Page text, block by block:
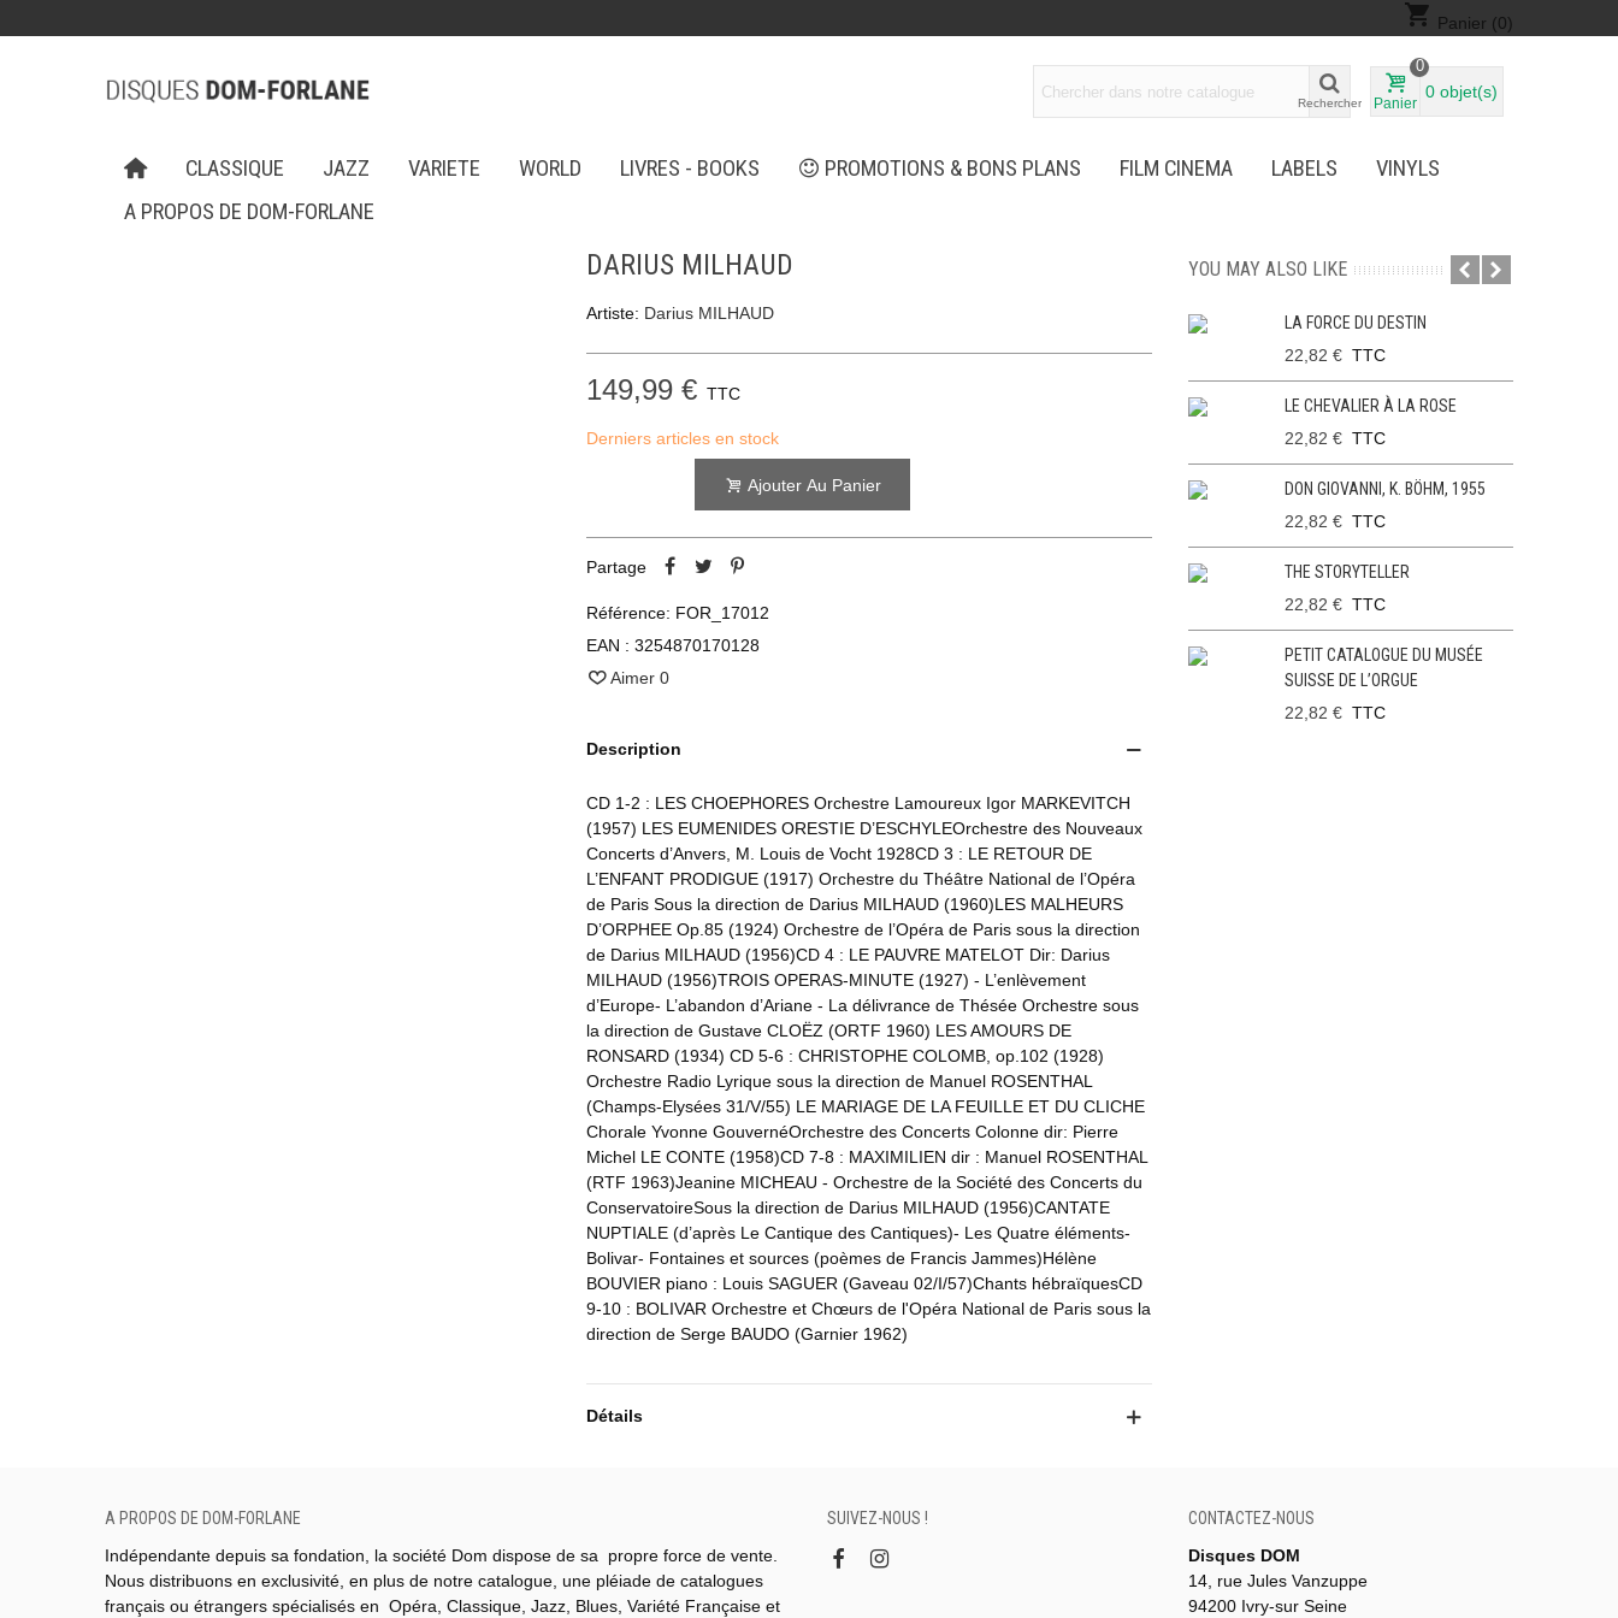
shopping_cart Panier (0)
Rechercher Panier
0
0 objet(s)
CLASSIQUE JAZZ VARIETE WORLD LIVRES - BOOKS PROMOTIONS & BONS PLANS FILM CINEMA LABELS
VINYLS
A PROPOS DE DOM-FORLANE
DARIUS MILHAUD
Artiste: Darius MILHAUD
149,99 € TTC
Derniers articles en stock
Ajouter Au Panier
Partage
Référence: FOR_17012
EAN : 3254870170128
Aimer 0
Description
CD 1-2 : LES CHOEPHORES Orchestre Lamoureux Igor MARKEVITCH
(1957) LES EUMENIDES ORESTIE D’ESCHYLEOrchestre des Nouveaux
Concerts d’Anvers, M. Louis de Vocht 1928CD 3 : LE RETOUR DE
L’ENFANT PRODIGUE (1917) Orchestre du Théâtre National de l’Opéra
de Paris Sous la direction de Darius MILHAUD (1960)LES MALHEURS
D’ORPHEE Op.85 (1924) Orchestre de l’Opéra de Paris sous la direction
de Darius MILHAUD (1956)CD 4 : LE PAUVRE MATELOT Dir: Darius
MILHAUD (1956)TROIS OPERAS-MINUTE (1927) - L’enlèvement
d’Europe- L’abandon d’Ariane - La délivrance de Thésée Orchestre sous
la direction de Gustave CLOËZ (ORTF 1960) LES AMOURS DE
RONSARD (1934) CD 5-6 : CHRISTOPHE COLOMB, op.102 (1928)
Orchestre Radio Lyrique sous la direction de Manuel ROSENTHAL
(Champs-Elysées 31/V/55) LE MARIAGE DE LA FEUILLE ET DU CLICHE
Chorale Yvonne GouvernéOrchestre des Concerts Colonne dir: Pierre
Michel LE CONTE (1958)CD 7-8 : MAXIMILIEN dir : Manuel ROSENTHAL
(RTF 1963)Jeanine MICHEAU - Orchestre de la Société des Concerts du
ConservatoireSous la direction de Darius MILHAUD (1956)CANTATE
NUPTIALE (d’après Le Cantique des Cantiques)- Les Quatre éléments-
Bolivar- Fontaines et sources (poèmes de Francis Jammes)Hélène
BOUVIER piano : Louis SAGUER (Gaveau 02/I/57)Chants hébraïquesCD
9-10 : BOLIVAR Orchestre et Chœurs de l'Opéra National de Paris sous la
direction de Serge BAUDO (Garnier 1962)
Détails
YOU MAY ALSO LIKE
LA FORCE DU DESTIN
22,82 € TTC
LE CHEVALIER À LA ROSE
22,82 € TTC
DON GIOVANNI, K. BÖHM, 1955
22,82 € TTC
THE STORYTELLER
22,82 € TTC
PETIT CATALOGUE DU MUSÉE
SUISSE DE L’ORGUE
22,82 € TTC
A PROPOS DE DOM-FORLANE
Indépendante depuis sa fondation, la société Dom dispose de sa propre force de vente.
Nous distribuons en exclusivité, en plus de notre catalogue, une pléiade de catalogues
français ou étrangers spécialisés en Opéra, Classique, Jazz, Blues, Variété Française et
SUIVEZ-NOUS !
CONTACTEZ-NOUS
Disques DOM
14, rue Jules Vanzuppe
94200 Ivry-sur Seine